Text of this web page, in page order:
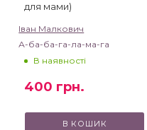
для мами)
Іван Малкович
А-ба-ба-га-ла-ма-га
В наявності
400 грн.
В КОШИК